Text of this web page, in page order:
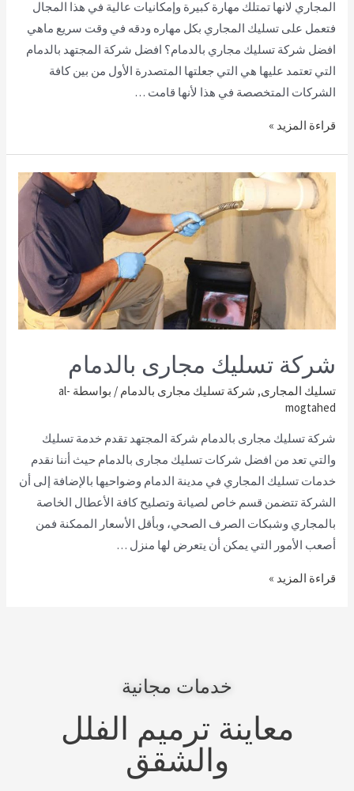
المجاري لانها تمتلك مهارة كبيرة وإمكانيات عالية في هذا المجال
فتعمل على تسليك المجاري بكل مهاره ودقه في وقت سريع ماهي
افضل شركة تسليك مجاري بالدمام؟ افضل شركة المجتهد بالدمام
التي تعتمد عليها هي التي جعلتها المتصدرة الأول من بين كافة
الشركات المتخصصة في هذا لأنها قامت …
قراءة المزيد »
شركة تسليك مجارى بالدمام
تسليك المجارى, شركة تسليك مجارى بالدمام / بواسطة al-
mogtahed
شركة تسليك مجارى بالدمام شركة المجتهد تقدم خدمة تسليك
والتي تعد من افضل شركات تسليك مجارى بالدمام حيث أننا نقدم
خدمات تسليك المجاري في مدينة الدمام وضواحيها بالإضافة إلى أن
الشركة تتضمن قسم خاص لصيانة وتصليح كافة الأعطال الخاصة
بالمجاري وشبكات الصرف الصحي، وبأقل الأسعار الممكنة فمن
أصعب الأمور التي يمكن أن يتعرض لها منزل …
قراءة المزيد »
خدمات مجانية
معاينة ترميم الفلل
والشقق